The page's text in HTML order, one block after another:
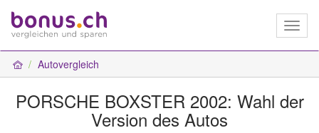
Autovergleich
PORSCHE BOXSTER 2002: Wahl der
Version des Autos